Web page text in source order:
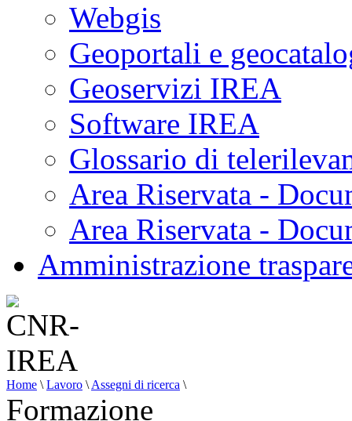
Webgis
Geoportali e
Geoservizi IREA
Software IREA
Glossario di
Area Riservata -
Area Riservata -
Amministrazione
Home \ Lavoro \ Assegni di ricerca \
Formazione